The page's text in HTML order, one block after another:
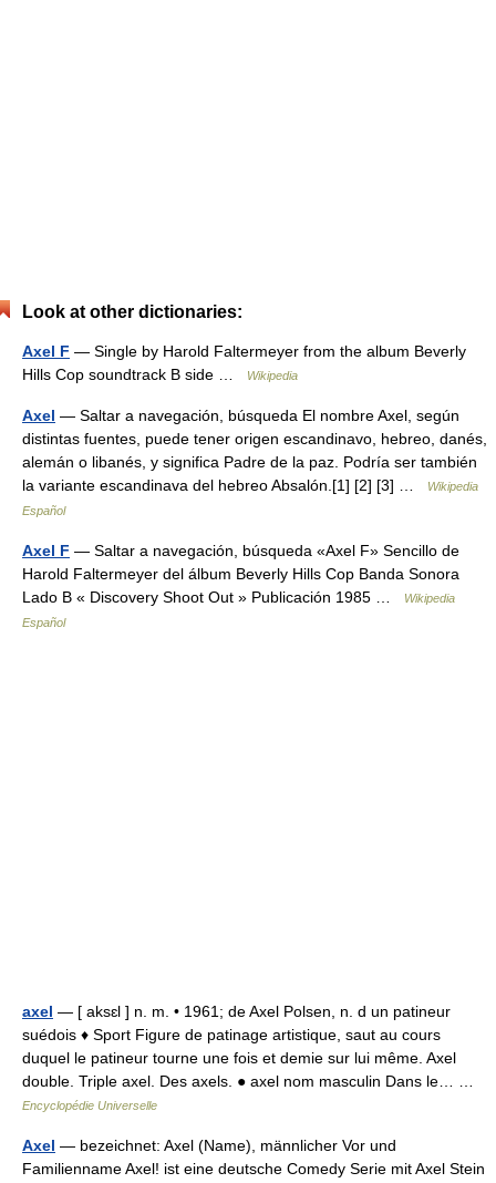
Look at other dictionaries:
Axel F — Single by Harold Faltermeyer from the album Beverly
Hills Cop soundtrack B side …
Wikipedia
Axel — Saltar a navegación, búsqueda El nombre Axel, según
distintas fuentes, puede tener origen escandinavo, hebreo, danés,
alemán o libanés, y significa Padre de la paz. Podría ser también
la variante escandinava del hebreo Absalón.[1] [2] [3] …
Wikipedia
Español
Axel F — Saltar a navegación, búsqueda «Axel F» Sencillo de
Harold Faltermeyer del álbum Beverly Hills Cop Banda Sonora
Lado B « Discovery Shoot Out » Publicación 1985 …
Wikipedia
Español
axel — [ aksɛl ] n. m. • 1961; de Axel Polsen, n. d un patineur
suédois ♦ Sport Figure de patinage artistique, saut au cours
duquel le patineur tourne une fois et demie sur lui même. Axel
double. Triple axel. Des axels. ● axel nom masculin Dans le… …
Encyclopédie Universelle
Axel — bezeichnet: Axel (Name), männlicher Vor und
Familienname Axel! ist eine deutsche Comedy Serie mit Axel Stein